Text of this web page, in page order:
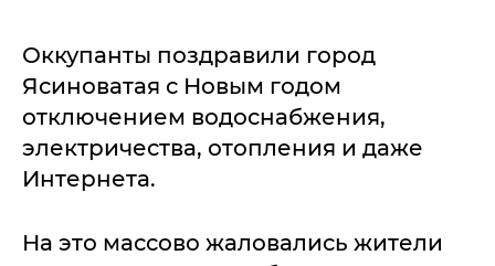
Оккупанты поздравили город
Ясиноватая с Новым годом
отключением водоснабжения,
электричества, отопления и даже
Интернета.
На это массово жаловались жители